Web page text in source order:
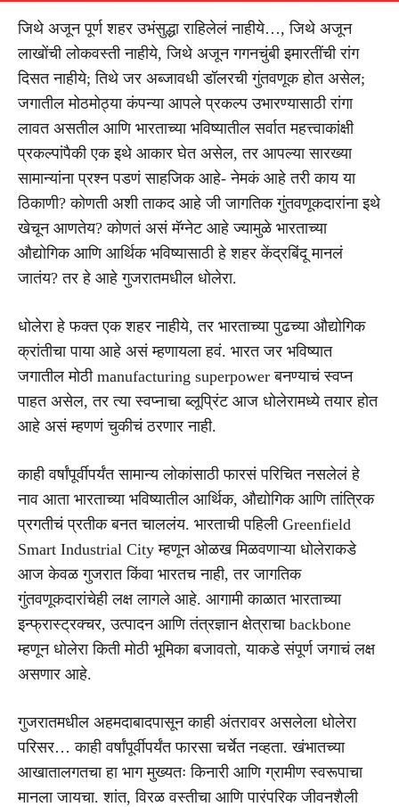
जिथे अजून पूर्ण शहर उभंसुद्धा राहिलेलं नाहीये…, जिथे अजून
लाखोंची लोकवस्ती नाहीये, जिथे अजून गगनचुंबी इमारतींची रांग
दिसत नाहीये; तिथे जर अब्जावधी डॉलरची गुंतवणूक होत असेल;
जगातील मोठमोठ्या कंपन्या आपले प्रकल्प उभारण्यासाठी रांगा
लावत असतील आणि भारताच्या भविष्यातील सर्वात महत्त्वाकांक्षी
प्रकल्पांपैकी एक इथे आकार घेत असेल, तर आपल्या सारख्या
सामान्यांना प्रश्न पडणं साहजिक आहे- नेमकं आहे तरी काय या
ठिकाणी? कोणती अशी ताकद आहे जी जागतिक गुंतवणूकदारांना इथे
खेचून आणतेय? कोणतं असं मॅग्नेट आहे ज्यामुळे भारताच्या
औद्योगिक आणि आर्थिक भविष्यासाठी हे शहर केंद्रबिंदू मानलं
जातंय? तर हे आहे गुजरातमधील धोलेरा.
धोलेरा हे फक्त एक शहर नाहीये, तर भारताच्या पुढच्या औद्योगिक
क्रांतीचा पाया आहे असं म्हणायला हवं. भारत जर भविष्यात
जगातील मोठी manufacturing superpower बनण्याचं स्वप्न
पाहत असेल, तर त्या स्वप्नाचा ब्लूप्रिंट आज धोलेरामध्ये तयार होत
आहे असं म्हणणं चुकीचं ठरणार नाही.
काही वर्षांपूर्वीपर्यंत सामान्य लोकांसाठी फारसं परिचित नसलेलं हे
नाव आता भारताच्या भविष्यातील आर्थिक, औद्योगिक आणि तांत्रिक
प्रगतीचं प्रतीक बनत चाललंय. भारताची पहिली Greenfield
Smart Industrial City म्हणून ओळख मिळवणाऱ्या धोलेराकडे
आज केवळ गुजरात किंवा भारतच नाही, तर जागतिक
गुंतवणूकदारांचेही लक्ष लागले आहे. आगामी काळात भारताच्या
इन्फ्रास्ट्रक्चर, उत्पादन आणि तंत्रज्ञान क्षेत्राचा backbone
म्हणून धोलेरा किती मोठी भूमिका बजावतो, याकडे संपूर्ण जगाचं लक्ष
असणार आहे.
गुजरातमधील अहमदाबादपासून काही अंतरावर असलेला धोलेरा
परिसर… काही वर्षांपूर्वीपर्यंत फारसा चर्चेत नव्हता. खंभातच्या
आखातालगतचा हा भाग मुख्यतः किनारी आणि ग्रामीण स्वरूपाचा
मानला जायचा. शांत, विरळ वस्तीचा आणि पारंपरिक जीवनशैली